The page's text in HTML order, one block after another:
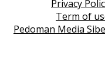
Privacy
Term of
Pedoman Media